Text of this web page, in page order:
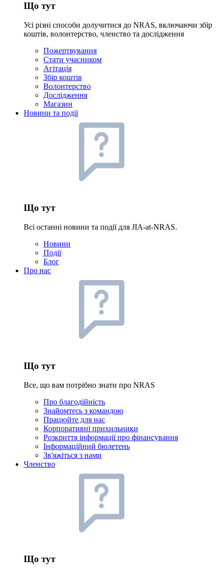
Що тут
Усі різні способи долучитися до NRAS, включаючи збір
коштів, волонтерство, членство та дослідження
Пожертвування
Стати учасником
Агітація
Збір коштів
Волонтерство
Дослідження
Магазин
Новини та події
Що тут
Всі останні новини та події для JIA-at-NRAS.
Новини
Події
Блог
Про нас
Що тут
Все, що вам потрібно знати про NRAS
Про благодійність
Знайомтесь з командою
Працюйте для нас
Корпоративні прихильники
Розкриття інформації про фінансування
Інформаційний бюлетень
Зв'яжіться з нами
Членство
Що тут